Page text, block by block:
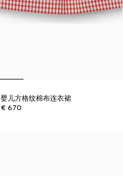
婴儿方格纹棉布连衣裙
€ 670